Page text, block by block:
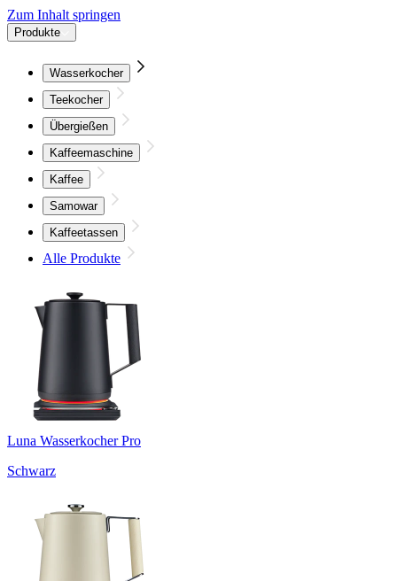
Zum Inhalt springen
Produkte
Wasserkocher
Teekocher
Übergießen
Kaffeemaschine
Kaffee
Samowar
Kaffeetassen
Alle Produkte
Luna Wasserkocher Pro
Schwarz